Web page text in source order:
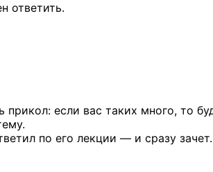
ответить.
если вас таких много, то
по его лекции — и сразу зачет.